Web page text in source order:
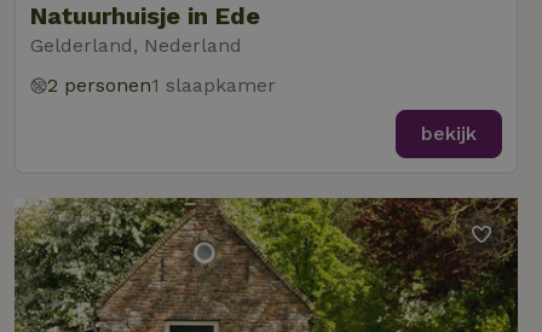
Natuurhuisje in Ede
Gelderland, Nederland
2 personen1 slaapkamer
bekijk